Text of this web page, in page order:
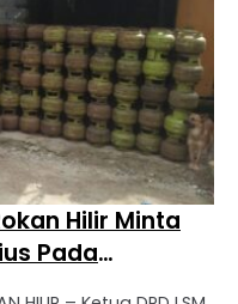
Hilir Minta
Pada
Di Bagan Batu